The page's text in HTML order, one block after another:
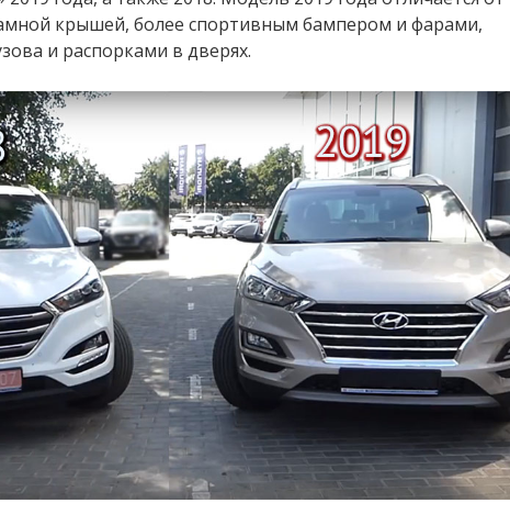
крышей, более спортивным бампером и фарами,
и распорками в дверях.